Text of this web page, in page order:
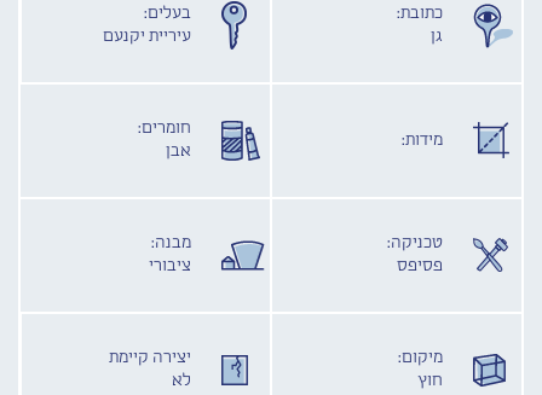
כתובת:
גן
בעלים:
עיריית יקנעם
מידות:
חומרים:
אבן
טכניקה:
פסיפס
מבנה:
ציבורי
מיקום:
חוץ
יצירה קיימת
לא